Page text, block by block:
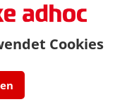
Cookies
Mehr»